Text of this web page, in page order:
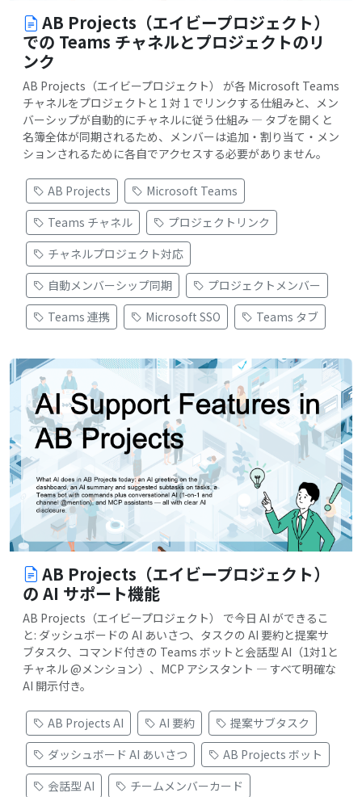
AB Projects（エイビープロジェクト）
での Teams チャネルとプロジェクトのリ
ンク
AB Projects（エイビープロジェクト） が各 Microsoft Teams
チャネルをプロジェクトと 1 対 1 でリンクする仕組みと、メン
バーシップが自動的にチャネルに従う仕組み — タブを開くと
名簿全体が同期されるため、メンバーは追加・割り当て・メン
ションされるために各自でアクセスする必要がありません。
AB Projects
Microsoft Teams
Teams チャネル
プロジェクトリンク
チャネルプロジェクト対応
自動メンバーシップ同期
プロジェクトメンバー
Teams 連携
Microsoft SSO Teams タブ
AB Projects（エイビープロジェクト）
の AI サポート機能
AB Projects（エイビープロジェクト） で今日 AI ができるこ
と: ダッシュボードの AI あいさつ、タスクの AI 要約と提案サ
ブタスク、コマンド付きの Teams ボットと会話型 AI（1対1と
チャネル @メンション）、MCP アシスタント — すべて明確な
AI 開示付き。
AB Projects AI AI 要約
提案サブタスク
ダッシュボード AI あいさつ
AB Projects ボット
会話型 AI
チームメンバーカード